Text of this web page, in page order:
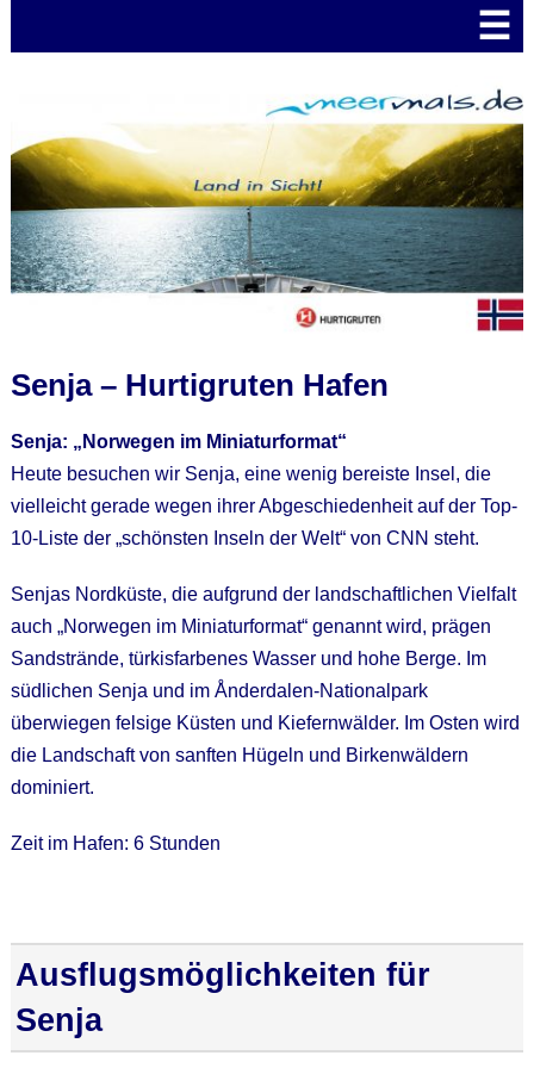
☰
Senja – Hurtigruten Hafen
Senja: „Norwegen im Miniaturformat“
Heute besuchen wir Senja, eine wenig bereiste Insel, die
vielleicht gerade wegen ihrer Abgeschiedenheit auf der Top-
10-Liste der „schönsten Inseln der Welt“ von CNN steht.
Senjas Nordküste, die aufgrund der landschaftlichen Vielfalt
auch „Norwegen im Miniaturformat“ genannt wird, prägen
Sandstrände, türkisfarbenes Wasser und hohe Berge. Im
südlichen Senja und im Ånderdalen-Nationalpark
überwiegen felsige Küsten und Kiefernwälder. Im Osten wird
die Landschaft von sanften Hügeln und Birkenwäldern
dominiert.
Zeit im Hafen: 6 Stunden
Ausflugsmöglichkeiten für
Senja